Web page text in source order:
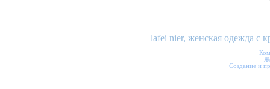
lafei nier, женская одежда с
Создание и